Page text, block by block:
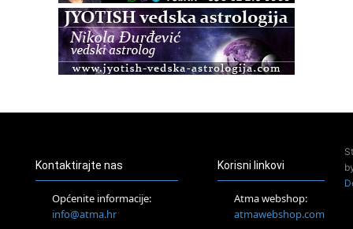
Zagreb
Osnovna radionica za izscjeljivanje pranom (Basic Pranic
Healing course)
Access BARS®, otpusti stres
Pjesma srca / Zagreb
Tečaj Višeg Vodstva, razvijanja intuicije i Akaša zapisa
Kontaktirajte nas
Općenite informacije:
info@atma.hr
Korisni linkovi
Atma webshop:
atmawebshop.com